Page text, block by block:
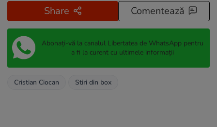
Share Comentează
Abonați-vă la canalul Libertatea de WhatsApp pentru
a fi la curent cu ultimele informații
Cristian Ciocan Stiri din box